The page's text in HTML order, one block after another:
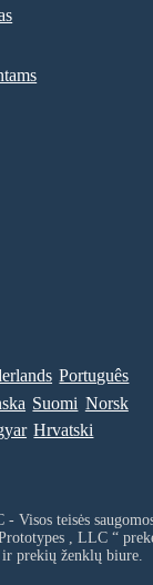
Português
Suomi Norsk
Hrvatski
Visos teisės
, LLC“
prekių ženklų biure.